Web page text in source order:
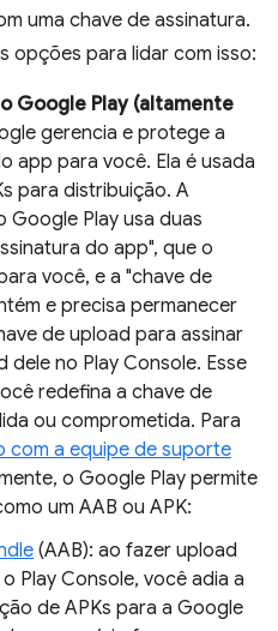
uma chave de assinatura.
opções para lidar com isso:
Google Play (altamente
gerencia e protege a
app para você. Ela é usada
para distribuição. A
Google Play usa duas
do app", que o
você, e a "chave de
e precisa permanecer
de upload para assinar
no Play Console. Esse
redefina a chave de
ou comprometida. Para
com a equipe de suporte
o Google Play permite
um AAB ou APK:
(AAB): ao fazer upload
Play Console, você adia a
de APKs para a Google